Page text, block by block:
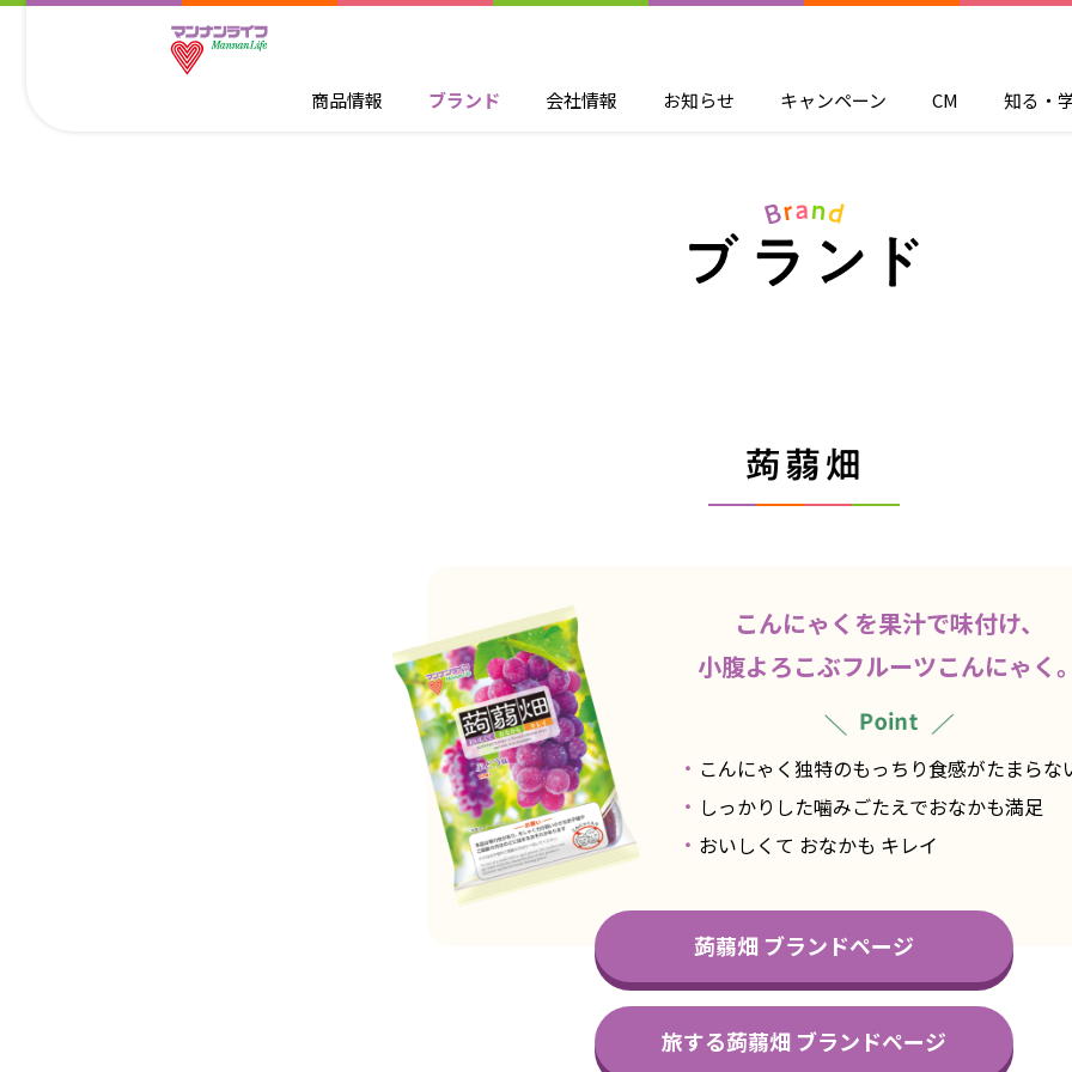
商品情報 ブランド 会社情報 お知らせ キャンペーン CM 知る・
こんにゃくを果汁で味付け、
小腹よろこぶフルーツこんにゃく
こんにゃく独特のもっちり食感がたまらな
しっかりした噛みごたえでおなかも満足
おいしくて おなかも キレイ
蒟蒻畑 ブランドページ
旅する蒟蒻畑 ブランドページ